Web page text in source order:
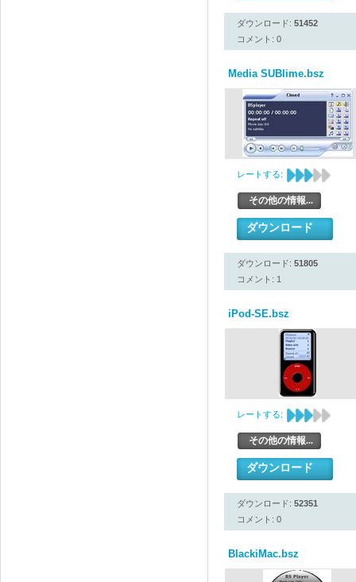
ダウンロード: 51452
コメント: 0
Media SUBlime.bsz
レートする:
その他の情報...
ダウンロード
ダウンロード: 51805
コメント: 1
iPod-SE.bsz
レートする:
その他の情報...
ダウンロード
ダウンロード: 52351
コメント: 0
BlackiMac.bsz